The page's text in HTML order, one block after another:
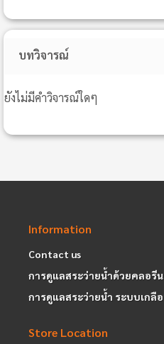
บทวิจารณ์
ยังไม่มีคำวิจารณ์ใดๆ
Information
Contact us
การดูแลสระว่ายน้ำด้วยคลอรีน
การดูแลสระว่ายน้ำ ระบบเกลือ
Store Location